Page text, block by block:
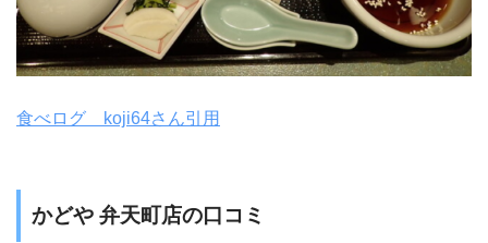
食べログ koji64さん引用
かどや 弁天町店の口コミ